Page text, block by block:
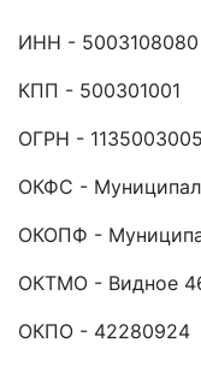
ИНН - 5003108080
КПП - 500301001
ОГРН -
ОКФС -
ОКОПФ -
ОКТМО - Видное
ОКПО - 42280924